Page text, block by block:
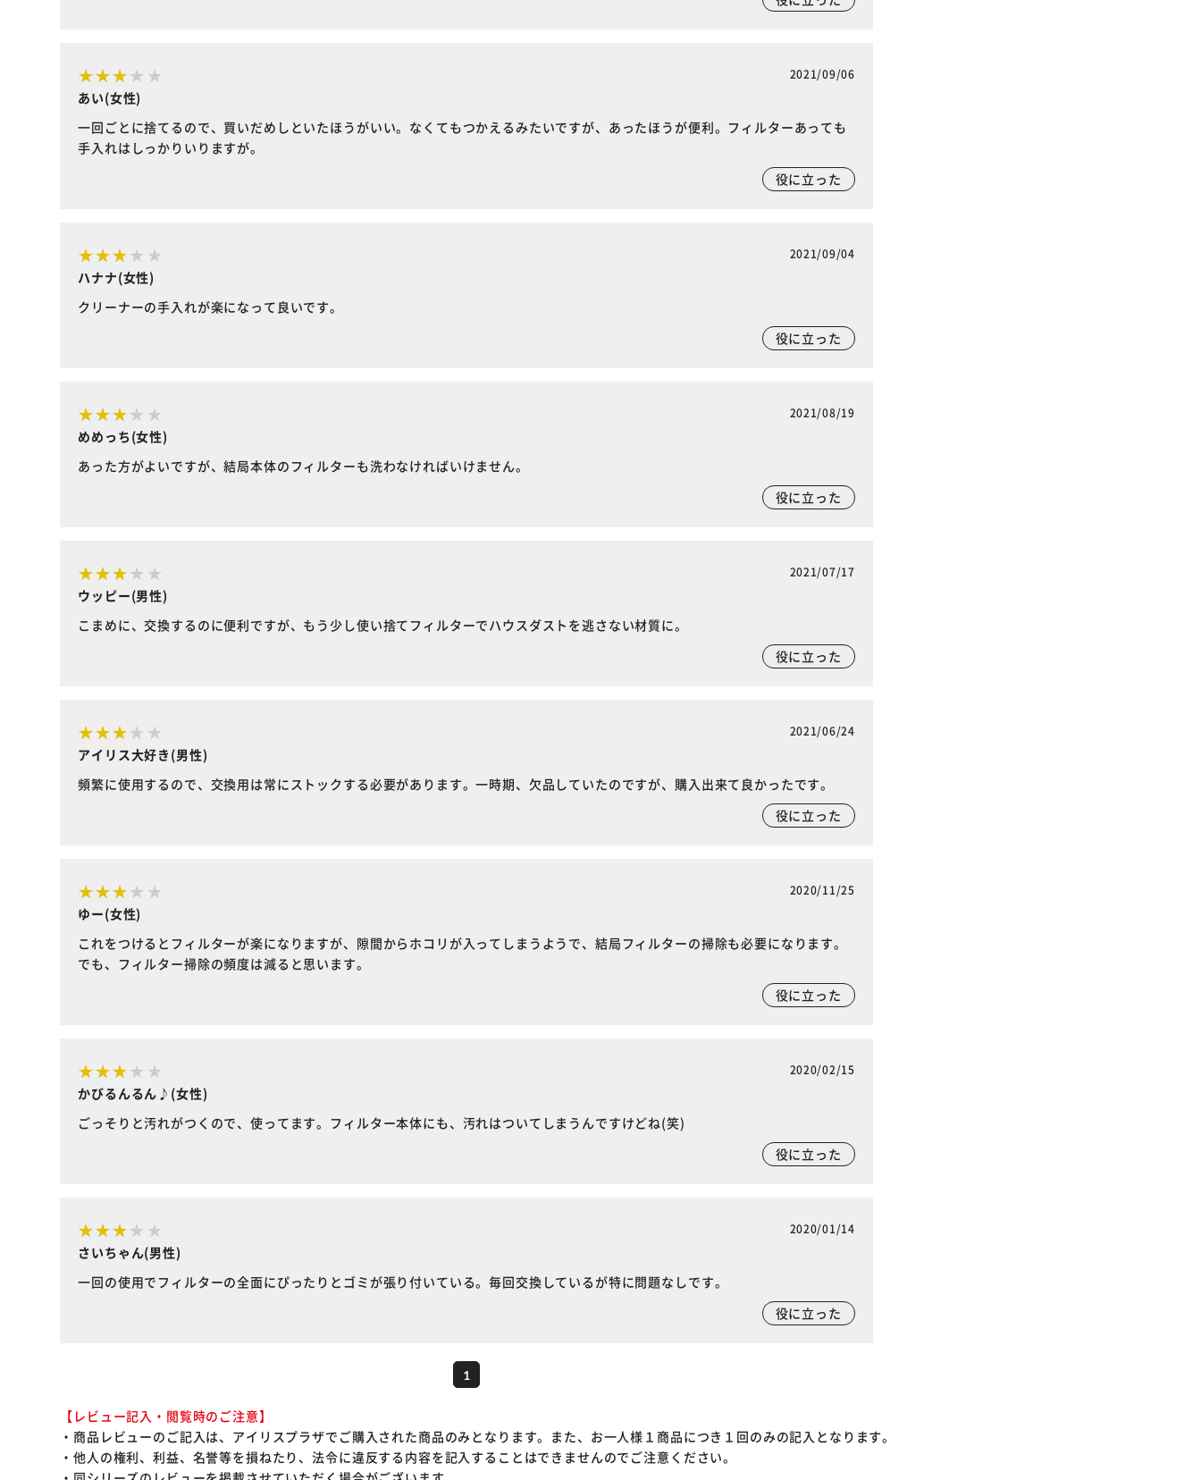
2021/09/06
あい(女性)
一回ごとに捨てるので、買いだめしといたほうがいい。なくてもつかえるみたいですが、あったほうが便利。フィルターあっても
手入れはしっかりいりますが。
役に立った
2021/09/04
ハナナ(女性)
クリーナーの手入れが楽になって良いです。
役に立った
2021/08/19
めめっち(女性)
あった方がよいですが、結局本体のフィルターも洗わなければいけません。
役に立った
2021/07/17
ウッピー(男性)
こまめに、交換するのに便利ですが、もう少し使い捨てフィルターでハウスダストを逃さない材質に。
役に立った
2021/06/24
アイリス大好き(男性)
頻繁に使用するので、交換用は常にストックする必要があります。一時期、欠品していたのですが、購入出来て良かったです。
役に立った
2020/11/25
ゆー(女性)
これをつけるとフィルターが楽になりますが、隙間からホコリが入ってしまうようで、結局フィルターの掃除も必要になります。
でも、フィルター掃除の頻度は減ると思います。
役に立った
2020/02/15
かびるんるん♪(女性)
ごっそりと汚れがつくので、使ってます。フィルター本体にも、汚れはついてしまうんですけどね(笑)
役に立った
2020/01/14
さいちゃん(男性)
一回の使用でフィルターの全面にぴったりとゴミが張り付いている。毎回交換しているが特に問題なしです。
役に立った
1
【レビュー記入・閲覧時のご注意】
・商品レビューのご記入は、アイリスプラザでご購入された商品のみとなります。また、お一人様１商品につき１回のみの記入となります。
・他人の権利、利益、名誉等を損ねたり、法令に違反する内容を記入することはできませんのでご注意ください。
※ご確認ください